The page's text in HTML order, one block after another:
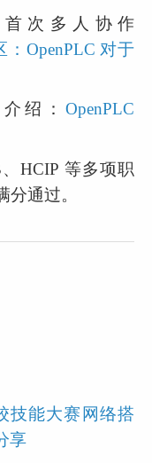
首次多人协作
：OpenPLC 对于
绍： OpenPLC
HCIP 等多项职
通过。
技能大赛网络搭
享